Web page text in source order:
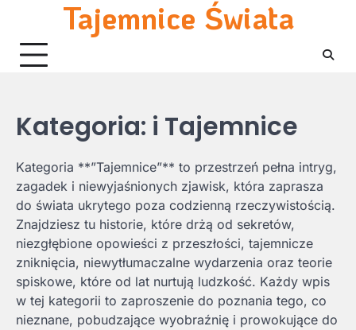
content
Tajemnice Świata
Kategoria: i Tajemnice
Kategoria **”Tajemnice”** to przestrzeń pełna intryg,
zagadek i niewyjaśnionych zjawisk, która zaprasza
do świata ukrytego poza codzienną rzeczywistością.
Znajdziesz tu historie, które drżą od sekretów,
niezgłębione opowieści z przeszłości, tajemnicze
zniknięcia, niewytłumaczalne wydarzenia oraz teorie
spiskowe, które od lat nurtują ludzkość. Każdy wpis
w tej kategorii to zaproszenie do poznania tego, co
nieznane, pobudzające wyobraźnię i prowokujące do